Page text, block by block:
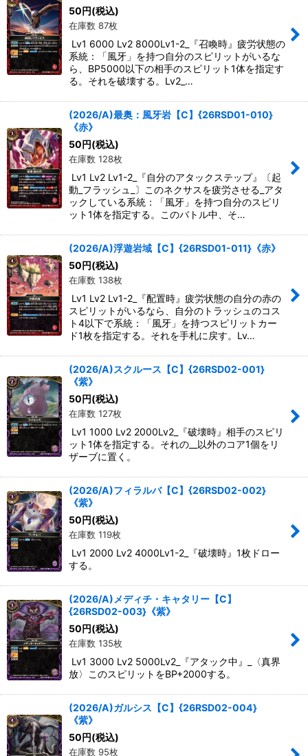
50円(税込)
在庫数 87枚
Lv1 6000 Lv2 8000Lv1-2_『召喚時』疲労状態の
系統：「風牙」を持つ自分のスピリットがいるな
ら、BP5000以下の相手のスピリット1体を指定す
る。それを破壊する。Lv2_…
(2026/A)最奥：風牙岩【C】{26RSD01-010}
《赤》
50円(税込)
在庫数 128枚
Lv1 Lv2 Lv1-2_『自分のアタックステップ』〔起
動_フラッシュ_〕このネクサスを疲労させる_アタ
ックしている系統：「風牙」を持つ自分のスピリ
ット1体を指定する。このバトル中、そ…
(2026/A)浮遊岩域【C】{26RSD01-011}《赤》
50円(税込)
在庫数 138枚
Lv1 Lv2 Lv1-2_『配置時』疲労状態の自分の赤の
スピリットがいるなら、自分のトラッシュのコス
ト4以下で系統：「風牙」を持つスピリットカー
ド1枚を指定する。それを手札に戻す。Lv…
(2026/A)スクルース【C】{26RSD02-001}
《紫》
50円(税込)
在庫数 127枚
Lv1 1000 Lv2 2000Lv2_『破壊時』相手のスピリ
ット1体を指定する。それの__以外のコア1個をリ
ザーブに置く。
(2026/A)フィラルバ【C】{26RSD02-002}
《紫》
50円(税込)
在庫数 119枚
Lv1 2000 Lv2 4000Lv1-2_『破壊時』1枚ドロー
する。
(2026/A)メディチ・キャタリー【C】
{26RSD02-003}《紫》
50円(税込)
在庫数 135枚
Lv1 3000 Lv2 5000Lv2_『アタック中』_〈真界
放〉このスピリットをBP+2000する。
(2026/A)ガルシス【C】{26RSD02-004}
《紫》
50円(税込)
在庫数 95枚